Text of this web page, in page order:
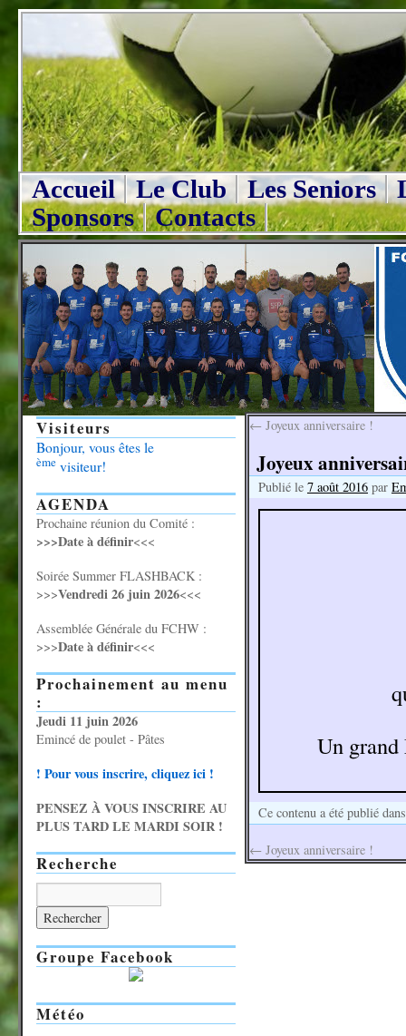
Accueil Le Club Les Seniors
Sponsors
Contacts
← Joyeux anniversaire !
Joyeux
Publié le 7 août 2016 par
Un grand
Ce contenu a été publié
← Joyeux anniversaire !
Visiteurs
Bonjour, vous êtes le
ème visiteur!
AGENDA
Prochaine réunion du Comité :
>>>Date à définir<<<
Soirée Summer FLASHBACK :
>>>Vendredi 26 juin 2026<<<
Assemblée Générale du FCHW :
>>>Date à définir<<<
Prochainement au menu
:
Jeudi 11 juin 2026
Emincé de poulet - Pâtes
! Pour vous inscrire, cliquez ici !
PENSEZ À VOUS INSCRIRE AU
PLUS TARD LE MARDI SOIR !
Recherche
Groupe Facebook
Météo